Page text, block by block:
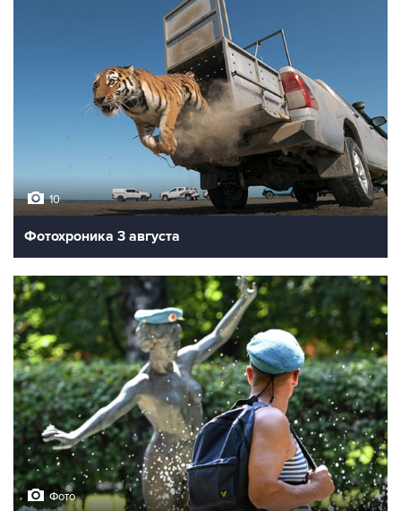
10
Фотохроника 3 августа
Фото